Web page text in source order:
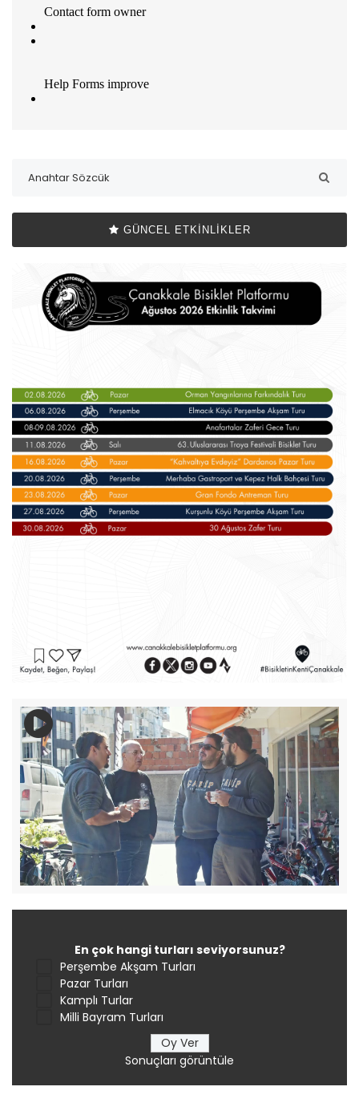
GÜNCEL ETKINLIKLER
En çok hangi turları seviyorsunuz?
Perşembe Akşam Turları
Pazar Turları
Kamplı Turlar
Milli Bayram Turları
Sonuçları görüntüle